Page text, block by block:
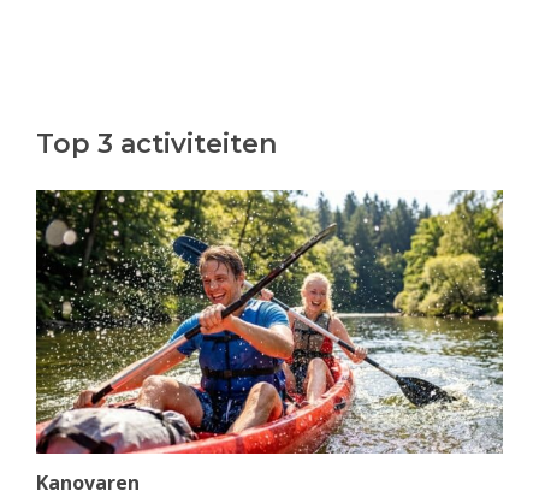
Top 3 activiteiten
Kanovaren